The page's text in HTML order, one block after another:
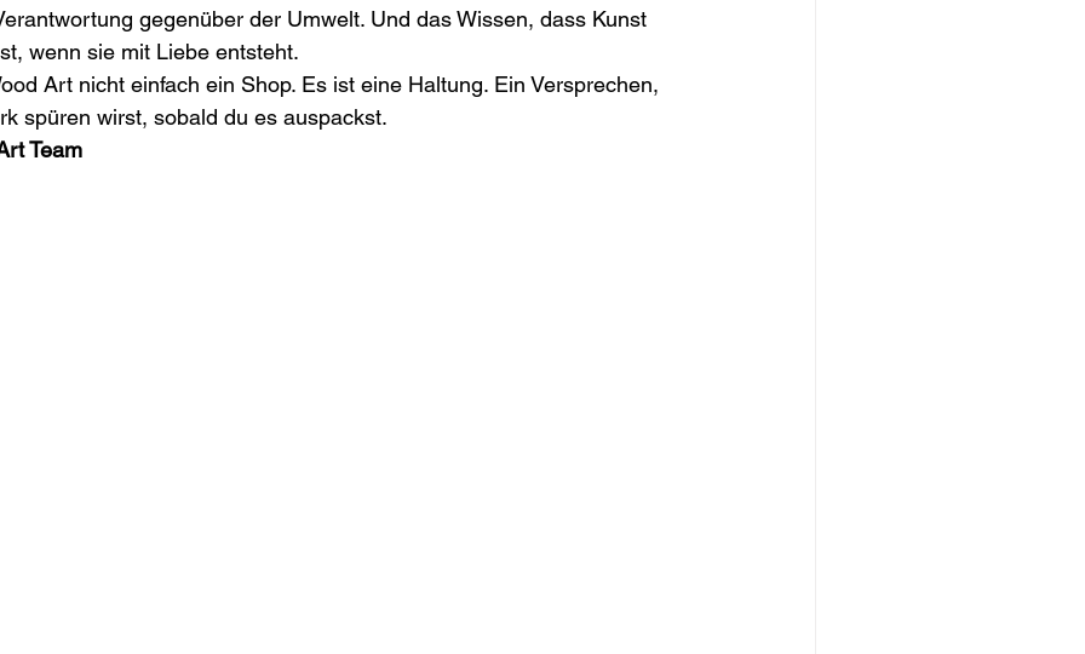
gegenüber der Umwelt. Und das Wissen, dass Kunst
wenn sie mit Liebe entsteht.
Art nicht einfach ein Shop. Es ist eine Haltung. Ein Versprechen,
spüren wirst, sobald du es auspackst.
Team